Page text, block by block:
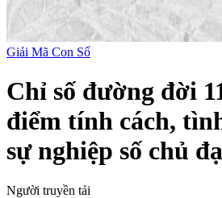
Giải Mã Con Số
Chỉ số đường đời
điểm tính cách,
sự nghiệp số chủ
Người truyền tải